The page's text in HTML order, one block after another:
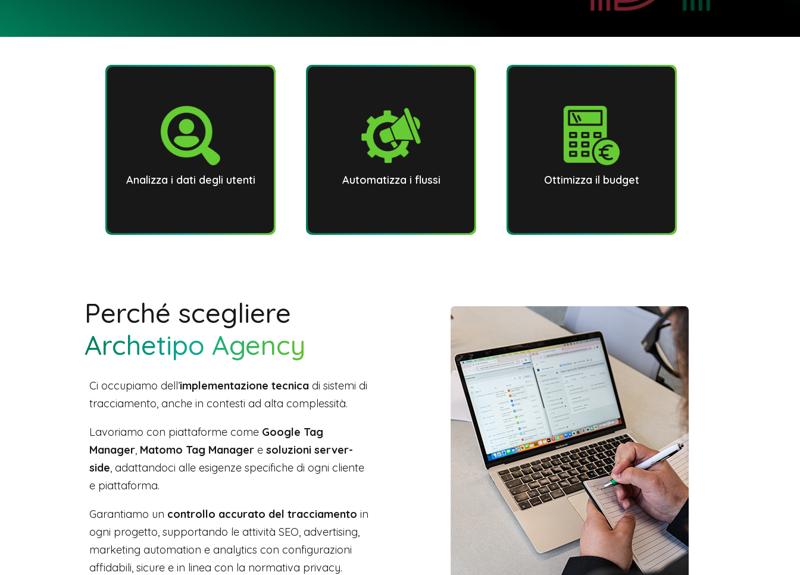
Analizza i dati degli utenti Automatizza i flussi Ottimizza il budget
Perché scegliere
Archetipo Agency
Ci occupiamo dell’implementazione tecnica di sistemi di
tracciamento, anche in contesti ad alta complessità.
Lavoriamo con piattaforme come Google Tag
Manager, Matomo Tag Manager e soluzioni server-
side, adattandoci alle esigenze specifiche di ogni cliente
e piattaforma.
Garantiamo un controllo accurato del tracciamento in
ogni progetto, supportando le attività SEO, advertising,
marketing automation e analytics con configurazioni
affidabili, sicure e in linea con la normativa privacy.